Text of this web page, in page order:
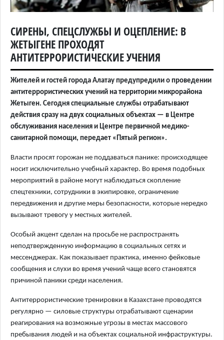
СИРЕНЫ, СПЕЦСЛУЖБЫ И ОЦЕПЛЕНИЕ: В
ЖЕТЫГЕНЕ ПРОХОДЯТ
АНТИТЕРРОРИСТИЧЕСКИЕ УЧЕНИЯ
Жителей и гостей города Алатау предупредили о проведении
антитеррористических учений на территории микрорайона
Жетыген. Сегодня специальные службы отрабатывают
действия сразу на двух социальных объектах — в Центре
обслуживания населения и Центре первичной медико-
санитарной помощи, передает «Пятый регион».
Власти просят горожан не поддаваться панике: происходящее
носит исключительно учебный характер. Во время подобных
мероприятий в районе могут наблюдаться скопление
спецтехники, сотрудники в экипировке, ограничение
передвижения и другие меры безопасности, которые нередко
вызывают тревогу у местных жителей.
Особый акцент сделан на просьбе не распространять
неподтвержденную информацию в социальных сетях и
мессенджерах. Как показывает практика, именно фейковые
сообщения и слухи во время учений чаще всего становятся
причиной паники среди населения.
Антитеррористические тренировки в Казахстане проводятся
регулярно — силовые структуры отрабатывают сценарии
реагирования на возможные угрозы в местах массового
пребывания людей и на объектах социальной инфраструктуры.